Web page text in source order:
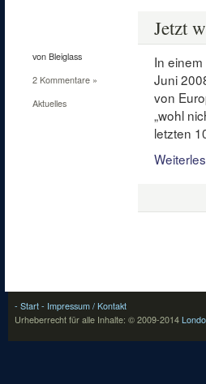
von Bleiglass
2 Kommentare »
Aktuelles
Jetzt
In einem
Juni
von
„wohl
letzten
- Start - Impressum / Kontakt
Urheberrecht für alle Inhalte: © 2009-2014